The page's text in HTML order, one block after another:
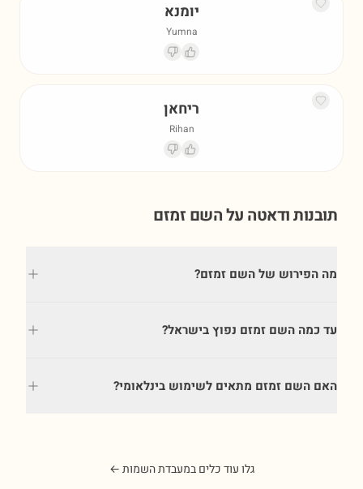
יומנא
Yumna
ריחאן
Rihan
תובנות ודאטה על השם זמזם
מה הפירוש של השם זמזם?
עד כמה השם זמזם נפוץ בישראל?
האם השם זמזם מתאים לשימוש בינלאומי?
גלו עוד כלים במעבדת השמות ←